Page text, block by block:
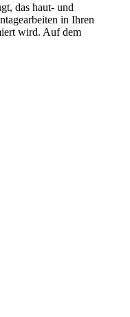
das haut- und
in Ihren
wird. Auf dem